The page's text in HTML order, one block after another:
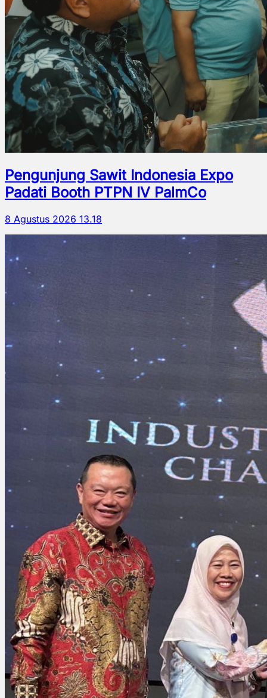
Pengunjung Sawit Indonesia Expo
Padati Booth PTPN IV PalmCo
8 Agustus 2026 13.18